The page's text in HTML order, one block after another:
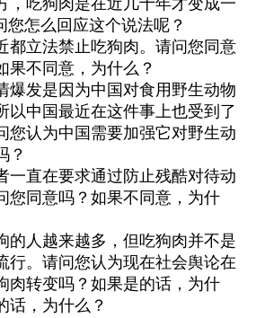
，吃狗肉是在近几十年才变成一
您怎么回应这个说法呢？
都立法禁止吃狗肉。请问您同意
果不同意，为什么？
爆发是因为中国对食用野生动物
以中国最近在这件事上也受到了
您认为中国需要加强它对野生动
？
一直在要求通过防止残酷对待动
您同意吗？如果不同意，为什
的人越来越多，但吃狗肉并不是
行。请问您认为现在社会舆论在
肉转变吗？如果是的话，为什
话，为什么？